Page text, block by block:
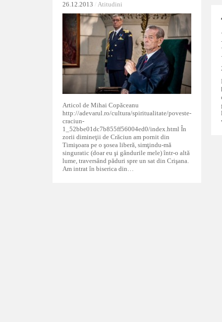
26.12.2013 Atitudini
Articol de Mihai Copăceanu
http://adevarul.ro/cultura/spiritualitate/poveste-
craciun-
1_52bbe01dc7b855ff56004ed0/index.html În
zorii dimineţii de Crăciun am pornit din
Timişoara pe o şosea liberă, simţindu-mă
singuratic (doar eu şi gândurile mele) într-o altă
lume, traversând păduri spre un sat din Crişana.
Am intrat în biserica din…
26.12.2013 Atitudini